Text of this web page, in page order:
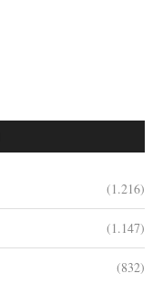
(1.216)
(1.147)
(832)